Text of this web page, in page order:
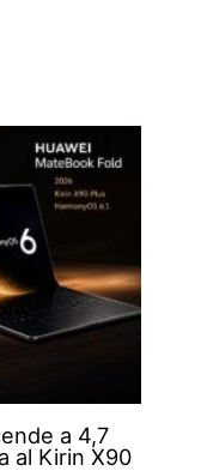
a 4,7
al Kirin X90